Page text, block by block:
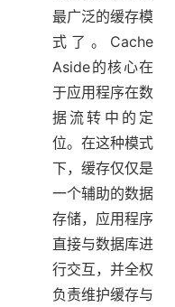
最广泛的缓存模
式了。Cache
Aside的核心在
于应用程序在数
据流转中的定
位。在这种模式
下，缓存仅仅是
一个辅助的数据
存储，应用程序
直接与数据库进
行交互，并全权
负责维护缓存与